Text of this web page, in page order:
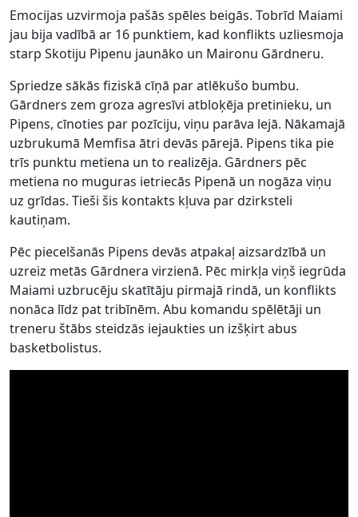
Emocijas uzvirmoja pašās spēles beigās. Tobrīd Maiami
jau bija vadībā ar 16 punktiem, kad konflikts uzliesmoja
starp Skotiju Pipenu jaunāko un Maironu Gārdneru.
Spriedze sākās fiziskā cīņā par atlēkušo bumbu.
Gārdners zem groza agresīvi atbloķēja pretinieku, un
Pipens, cīnoties par pozīciju, viņu parāva lejā. Nākamajā
uzbrukumā Memfisa ātri devās pārejā. Pipens tika pie
trīs punktu metiena un to realizēja. Gārdners pēc
metiena no muguras ietriecās Pipenā un nogāza viņu
uz grīdas. Tieši šis kontakts kļuva par dzirksteli
kautiņam.
Pēc piecelšanās Pipens devās atpakaļ aizsardzībā un
uzreiz metās Gārdnera virzienā. Pēc mirkļa viņš iegrūda
Maiami uzbrucēju skatītāju pirmajā rindā, un konflikts
nonāca līdz pat tribīnēm. Abu komandu spēlētāji un
treneru štābs steidzās iejaukties un izšķirt abus
basketbolistus.